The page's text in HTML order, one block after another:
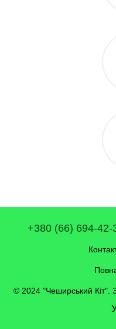
+380 (66) 694-42-
© 2024 "Чеширський Кіт".